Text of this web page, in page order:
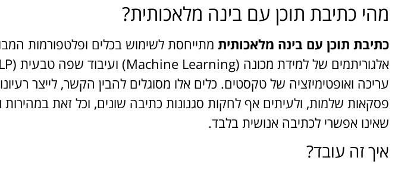
מהי כתיבת תוכן עם בינה מלאכותית?
כתיבת תוכן עם בינה מלאכותית מתייחסת לשימוש בכלים ופלטפורמות
עריכה ואופטימיזציה של טקסטים. כלים אלו מסוגלים להבין הקשר, לייצר
פסקאות שלמות, ולעיתים אף לחקות סגנונות כתיבה שונים, וכל זאת במהירות
שאינו אפשרי לכתיבה אנושית בלבד.
איך זה עובד?